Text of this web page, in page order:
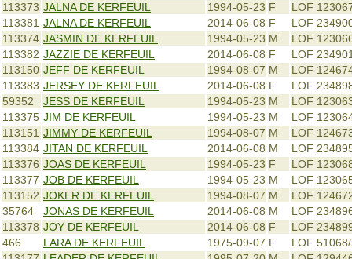
113373 JALNA DE KERFEUIL 1994-05-23 F
LOF
113381 JALNA DE KERFEUIL 2014-06-08 F
LOF
113374 JASMIN DE KERFEUIL 1994-05-23 M
LOF
113382 JAZZIE DE KERFEUIL 2014-06-08 F
LOF
113150 JEFF DE KERFEUIL 1994-08-07 M
LOF
113383 JERSEY DE KERFEUIL 2014-06-08 F
LOF
59352
JESS DE KERFEUIL 1994-05-23 M
LOF
113375 JIM DE KERFEUIL 1994-05-23 M
LOF
113151 JIMMY DE KERFEUIL 1994-08-07 M
LOF
113384 JITAN DE KERFEUIL 2014-06-08 M
LOF
113376 JOAS DE KERFEUIL 1994-05-23 F
LOF
113377 JOB DE KERFEUIL 1994-05-23 M
LOF
113152 JOKER DE KERFEUIL 1994-08-07 M
LOF
35764
JONAS DE KERFEUIL 2014-06-08 M
LOF
113378 JOY DE KERFEUIL 2014-06-08 F
LOF
466
LARA DE KERFEUIL 1975-09-07 F
LOF